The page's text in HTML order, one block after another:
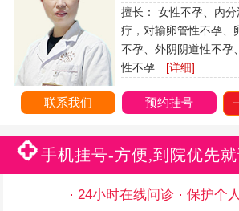
擅长： 女性不孕、内
疗，对输卵管性不孕、
不孕、外阴阴道性不孕
性不孕… [详细]
联系我们 预约挂号
手机挂号-方便,到院优先就
24小时在线问诊
保护个